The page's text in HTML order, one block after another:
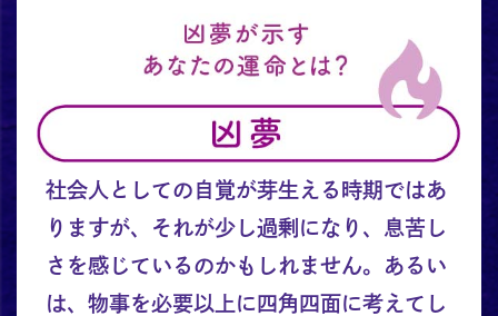
社会人としての自覚が芽生える時期ではあ
りますが、それが少し過剰になり、息苦し
さを感じているのかもしれません。あるい
は、物事を必要以上に四角四面に考えてし